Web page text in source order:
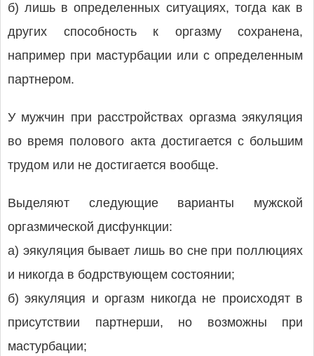
б) лишь в определенных ситуациях, тогда как в
других способность к оргазму сохранена,
например при мастурбации или с определенным
партнером.
У мужчин при расстройствах оргазма эякуляция
во время полового акта достигается с большим
трудом или не достигается вообще.
Выделяют следующие варианты мужской
оргазмической дисфункции:
а) эякуляция бывает лишь во сне при поллюциях
и никогда в бодрствующем состоянии;
б) эякуляция и оргазм никогда не происходят в
присутствии партнерши, но возможны при
мастурбации;